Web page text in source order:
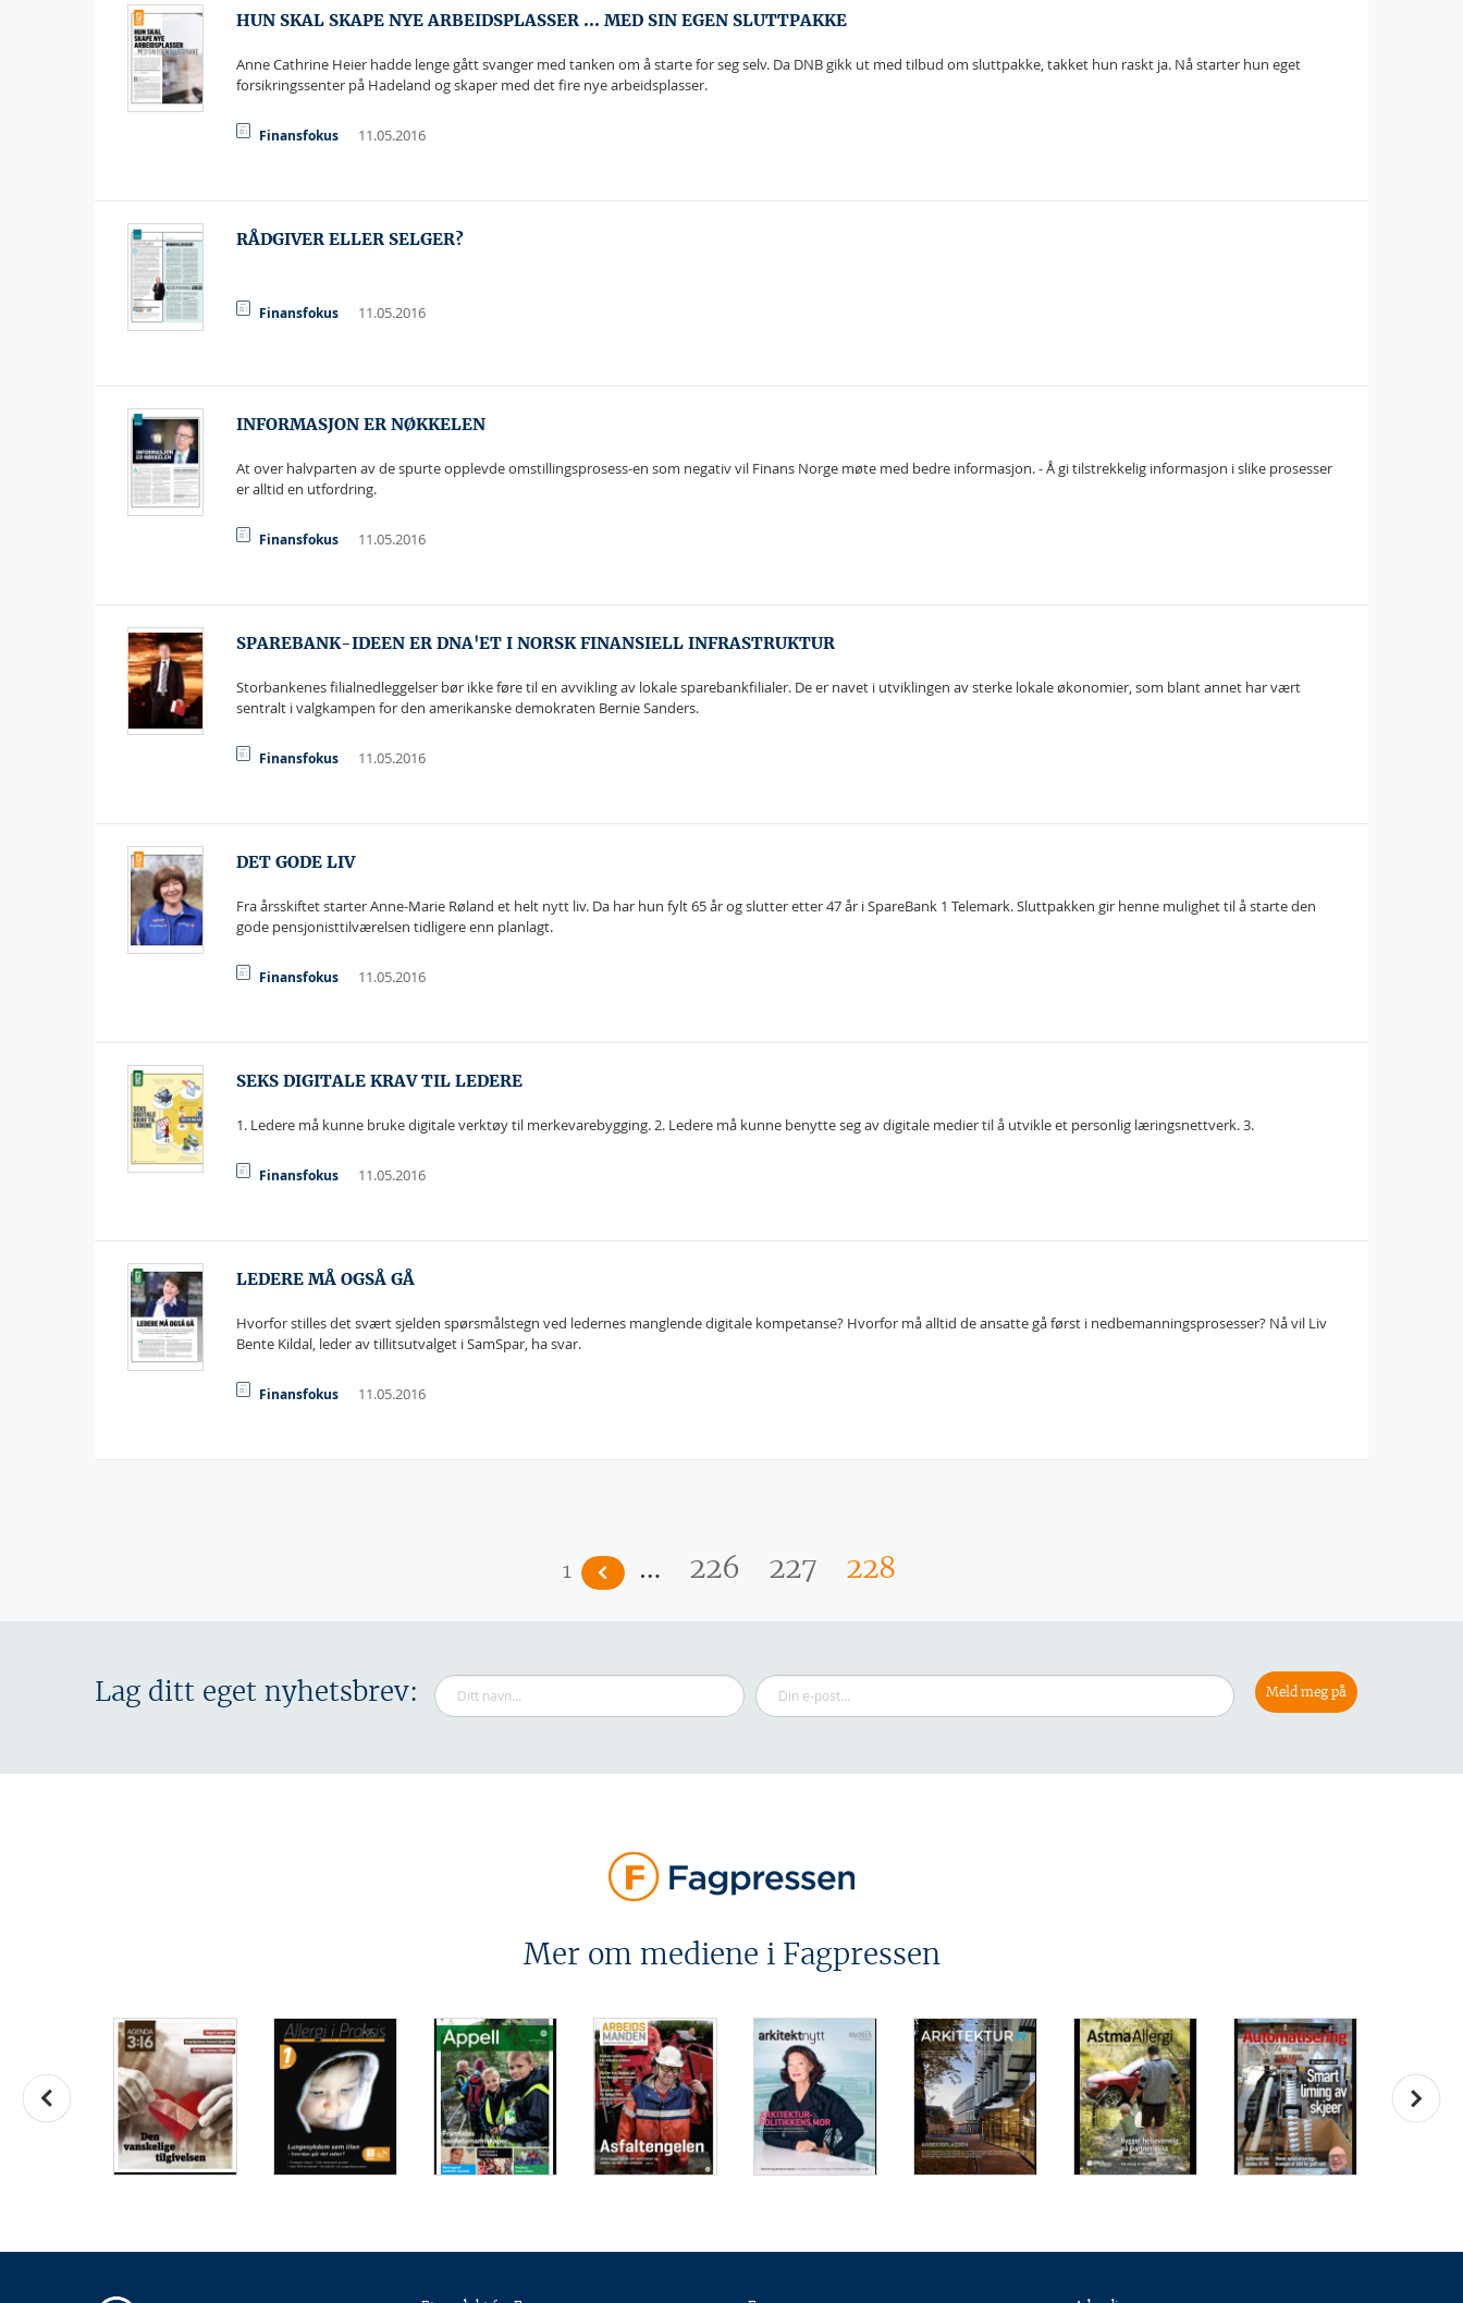
HUN SKAL SKAPE NYE ARBEIDSPLASSER ... MED SIN EGEN SLUTTPAKKE
Anne Cathrine Heier hadde lenge gått svanger med tanken om å starte for seg selv. Da DNB gikk ut med tilbud om sluttpakke, takket hun raskt ja. Nå starter hun eget
forsikringssenter på Hadeland og skaper med det fire nye arbeidsplasser.
Finansfokus 11.05.2016
RÅDGIVER ELLER SELGER?
Finansfokus 11.05.2016
INFORMASJON ER NØKKELEN
At over halvparten av de spurte opplevde omstillingsprosess-en som negativ vil Finans Norge møte med bedre informasjon. - Å gi tilstrekkelig informasjon i slike prosesser
er alltid en utfordring.
Finansfokus 11.05.2016
SPAREBANK-IDEEN ER DNA'ET I NORSK FINANSIELL INFRASTRUKTUR
Storbankenes filialnedleggelser bør ikke føre til en avvikling av lokale sparebankfilialer. De er navet i utviklingen av sterke lokale økonomier, som blant annet har vært
sentralt i valgkampen for den amerikanske demokraten Bernie Sanders.
Finansfokus 11.05.2016
DET GODE LIV
Fra årsskiftet starter Anne-Marie Røland et helt nytt liv. Da har hun fylt 65 år og slutter etter 47 år i SpareBank 1 Telemark. Sluttpakken gir henne mulighet til å starte den
gode pensjonisttilværelsen tidligere enn planlagt.
Finansfokus 11.05.2016
SEKS DIGITALE KRAV TIL LEDERE
1. Ledere må kunne bruke digitale verktøy til merkevarebygging. 2. Ledere må kunne benytte seg av digitale medier til å utvikle et personlig læringsnettverk. 3.
Finansfokus 11.05.2016
LEDERE MÅ OGSÅ GÅ
Hvorfor stilles det svært sjelden spørsmålstegn ved ledernes manglende digitale kompetanse? Hvorfor må alltid de ansatte gå først i nedbemanningsprosesser? Nå vil Liv
Bente Kildal, leder av tillitsutvalget i SamSpar, ha svar.
Finansfokus 11.05.2016
1 … 226 227 228
Lag ditt eget nyhetsbrev:
Mer om mediene i Fagpressen